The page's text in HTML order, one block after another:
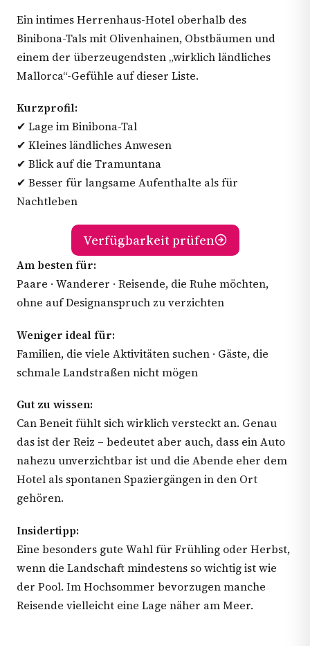
Ein intimes Herrenhaus-Hotel oberhalb des
Binibona-Tals mit Olivenhainen, Obstbäumen und
einem der überzeugendsten „wirklich ländliches
Mallorca“-Gefühle auf dieser Liste.
Kurzprofil:
✔ Lage im Binibona-Tal
✔ Kleines ländliches Anwesen
✔ Blick auf die Tramuntana
✔ Besser für langsame Aufenthalte als für
Nachtleben
Verfügbarkeit prüfen
Am besten für:
Paare · Wanderer · Reisende, die Ruhe möchten,
ohne auf Designanspruch zu verzichten
Weniger ideal für:
Familien, die viele Aktivitäten suchen · Gäste, die
schmale Landstraßen nicht mögen
Gut zu wissen:
Can Beneit fühlt sich wirklich versteckt an. Genau
das ist der Reiz – bedeutet aber auch, dass ein Auto
nahezu unverzichtbar ist und die Abende eher dem
Hotel als spontanen Spaziergängen in den Ort
gehören.
Insidertipp:
Eine besonders gute Wahl für Frühling oder Herbst,
wenn die Landschaft mindestens so wichtig ist wie
der Pool. Im Hochsommer bevorzugen manche
Reisende vielleicht eine Lage näher am Meer.